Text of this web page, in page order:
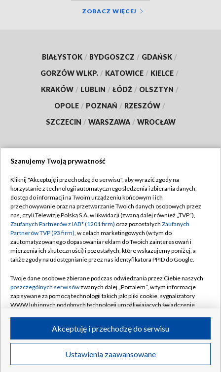
ZOBACZ WIĘCEJ
BIAŁYSTOK / BYDGOSZCZ / GDAŃSK /
GORZÓW WLKP. / KATOWICE / KIELCE /
KRAKÓW / LUBLIN / ŁÓDŹ / OLSZTYN /
OPOLE / POZNAŃ / RZESZÓW /
SZCZECIN / WARSZAWA / WROCŁAW
TVP
Abonament TVP
Emisja w TVP
Centrum informacji TVP
Naziemna Telewizja Cyfrowa
Rada Programowa
System NOS
Informacje o nadawcy
Program dla prasy
Ogłoszenie przetargowe
Regulamin TVP
Polityka prywatności
Moje zgody
Pomoc
Kontakt
Kanały
©2026 Telewizja Polska S.A. w likwidacji
Szanujemy Twoją prywatność
Kliknij "Akceptuję i przechodzę do serwisu", aby wyrazić zgody na
korzystanie z technologii automatycznego śledzenia i zbierania danych,
dostęp do informacji na Twoim urządzeniu końcowym i ich
przechowywanie oraz na przetwarzanie Twoich danych osobowych przez
nas, czyli Telewizję Polską S.A. w likwidacji (zwaną dalej również „TVP”),
Zaufanych Partnerów z IAB* (1201 firm) oraz pozostałych Zaufanych
Partnerów TVP (93 firm), w celach marketingowych (w tym do
zautomatyzowanego dopasowania reklam do Twoich zainteresowań i
mierzenia ich skuteczności) i pozostałych, które wskazujemy poniżej, a
także zgody na udostępnianie przez nas identyfikatora PPID do Google.
Twoje dane osobowe zbierane podczas odwiedzania przez Ciebie naszych
poszczególnych serwisówzwanych dalej „Portalem”, w tym informacje
zapisywane za pomocą technologii takich jak: pliki cookie, sygnalizatory
WWW lub innych podobnych technologii umożliwiających świadczenie
ruchu w Internecie.
Twoje dane osobowe zbierane podczas odwiedzania przez Ciebie
poszczególnych serwisówna Portalu, takie jak adresy IP, identyfikatory
Ustawienia zaawansowane
Akceptuję i przechodzę do serwisu